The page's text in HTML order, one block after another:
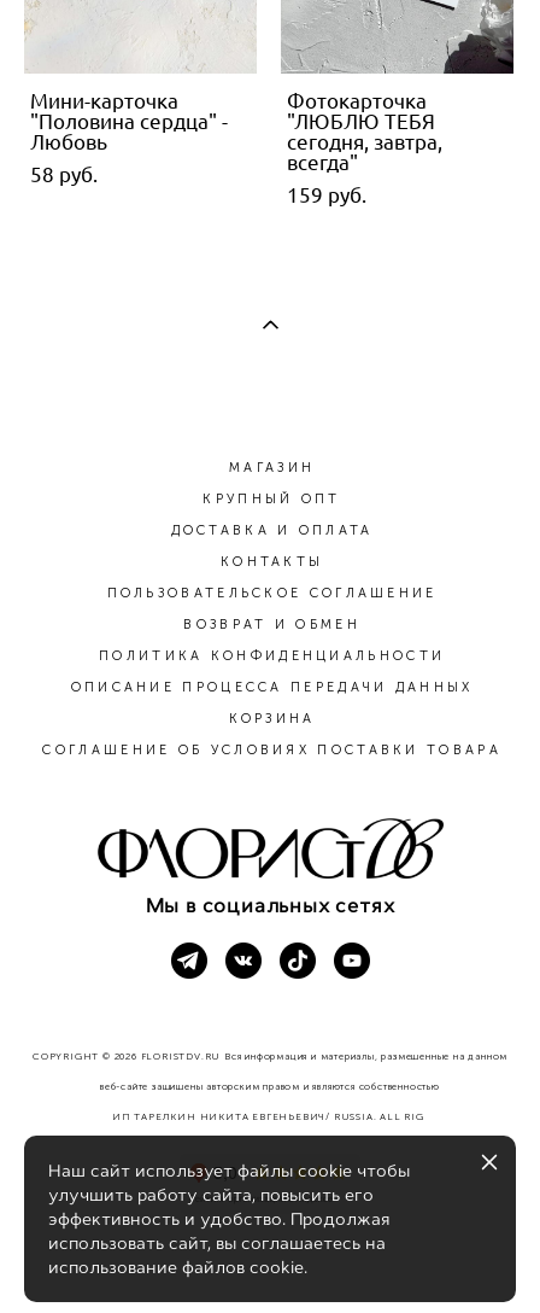
Мини-карточка
"Половина сердца" -
Любовь
58 pуб.
Фотокарточка
"ЛЮБЛЮ ТЕБЯ
сегодня, завтра,
всегда"
159 pуб.
МАГАЗИН
КРУПНЫЙ ОПТ
ДОСТАВКА И ОПЛАТА
КОНТАКТЫ
ПОЛЬЗОВАТЕЛЬСКОЕ СОГЛАШЕНИЕ
ВОЗВРАТ И ОБМЕН
ПОЛИТИКА КОНФИДЕНЦИАЛЬНОСТИ
ОПИСАНИЕ ПРОЦЕССА ПЕРЕДАЧИ ДАННЫХ
КОРЗИНА
СОГЛАШЕНИЕ ОБ УСЛОВИЯХ ПОСТАВКИ ТОВАРА
Мы в социальных сетях
COPYRIGHT © 2026 FLORISTDV.RU Вся информация и материалы, размещенные на данном
веб-сайте защищены авторским правом и являются собственностью
ИП ТАРЕЛКИН НИКИТА ЕВГЕНЬЕВИЧ/ RUSSIA. ALL RIG
сайт от vigbo
Наш сайт использует файлы cookie чтобы
улучшить работу сайта, повысить его
эффективность и удобство. Продолжая
использовать сайт, вы соглашаетесь на
использование файлов cookie.